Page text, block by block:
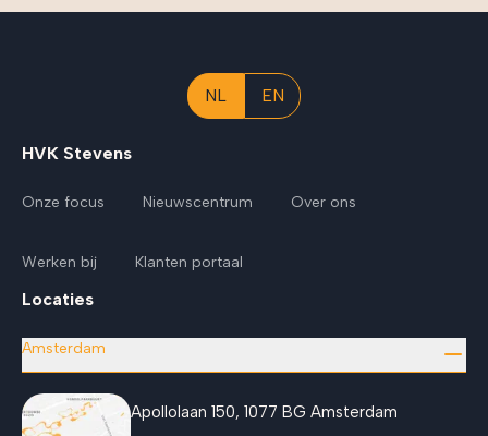
NL EN
HVK Stevens
Onze focus Nieuwscentrum Over ons
Werken bij Klanten portaal
Locaties
Amsterdam
Apollolaan 150, 1077 BG Amsterdam